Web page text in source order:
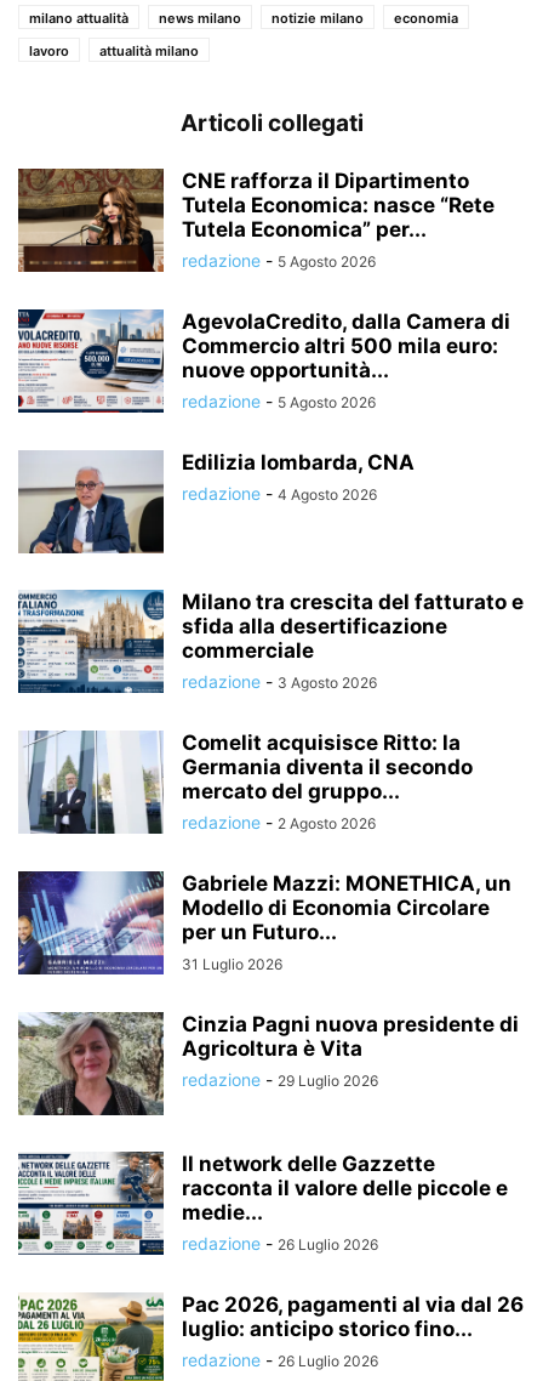
milano attualità
news milano notizie milano
economia
lavoro
attualità milano
Articoli collegati
CNE rafforza il Dipartimento
Tutela Economica: nasce “Rete
Tutela Economica” per...
redazione - 5 Agosto 2026
AgevolaCredito, dalla Camera di
Commercio altri 500 mila euro:
nuove opportunità...
redazione - 5 Agosto 2026
Edilizia lombarda, CNA
redazione - 4 Agosto 2026
Milano tra crescita del fatturato e
sfida alla desertificazione
commerciale
redazione - 3 Agosto 2026
Comelit acquisisce Ritto: la
Germania diventa il secondo
mercato del gruppo...
redazione - 2 Agosto 2026
Gabriele Mazzi: MONETHICA, un
Modello di Economia Circolare
per un Futuro...
31 Luglio 2026
Cinzia Pagni nuova presidente di
Agricoltura è Vita
redazione - 29 Luglio 2026
Il network delle Gazzette
racconta il valore delle piccole e
medie...
redazione - 26 Luglio 2026
Pac 2026, pagamenti al via dal 26
luglio: anticipo storico fino...
redazione - 26 Luglio 2026